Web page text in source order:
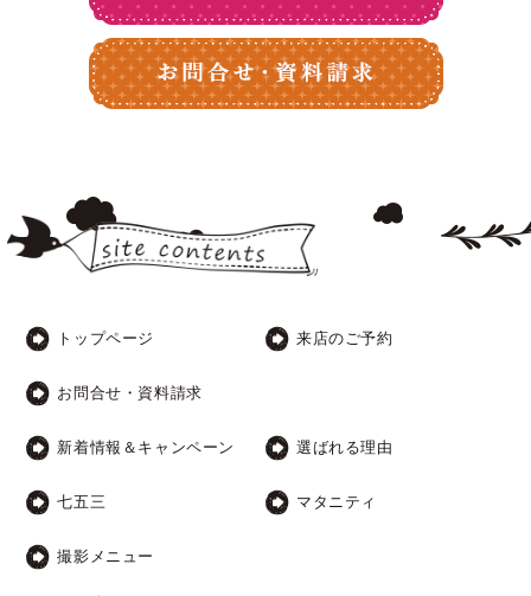
トップページ 来店のご予約
お問合せ・資料請求
新着情報＆キャンペーン 選ばれる理由
七五三 マタニティ
撮影メニュー